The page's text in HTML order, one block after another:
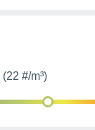
#/m³)